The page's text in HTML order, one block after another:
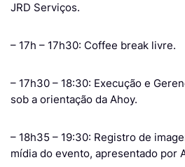
JRD Serviços.
– 17h – 17h30: Coffee break livre.
– 17h30 – 18:30: Execução e
sob a orientação da Ahoy.
– 18h35 – 19:30: Registro de
mídia do evento, apresentado por